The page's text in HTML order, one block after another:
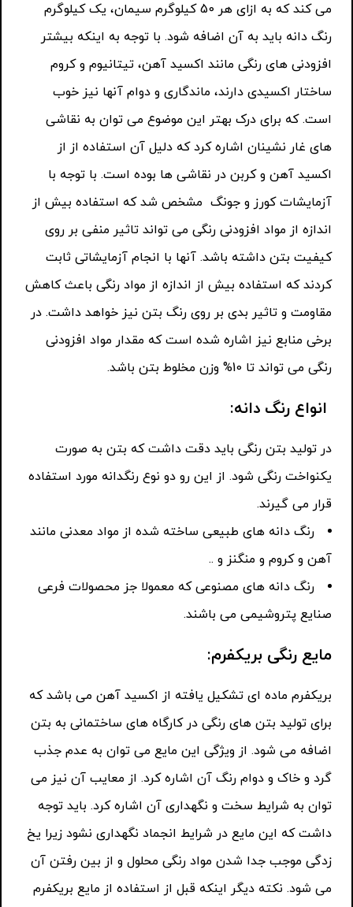
می کند که به ازای هر 50 کیلوگرم سیمان، یک کیلوگرم
رنگ دانه باید به آن اضافه شود. با توجه به اینکه بیشتر
افزودنی های رنگی مانند اکسید آهن، تیتانیوم و کروم
ساختار اکسیدی دارند، ماندگاری و دوام آنها نیز خوب
است. که برای درک بهتر این موضوع می توان به نقاشی
های غار نشینان اشاره کرد که دلیل آن استفاده از از
اکسید آهن و کربن در نقاشی ها بوده است. با توجه با
آزمایشات کورز و جونگ مشخص شد که استفاده بیش از
اندازه از مواد افزودنی رنگی می تواند تاثیر منفی بر روی
کیفیت بتن داشته باشد. آنها با انجام آزمایشاتی ثابت
کردند که استفاده بیش از اندازه از مواد رنگی باعث کاهش
مقاومت و تاثیر بدی بر روی رنگ بتن نیز خواهد داشت. در
برخی منابع نیز اشاره شده است که مقدار مواد افزودنی
رنگی می تواند تا 10% وزن مخلوط بتن باشد.
انواع رنگ دانه:
در تولید بتن رنگی باید دقت داشت که بتن به صورت
یکنواخت رنگی شود. از این رو دو نوع رنگدانه مورد استفاده
قرار می گیرند.
رنگ دانه های طبیعی ساخته شده از مواد معدنی مانند
آهن و کروم و منگنز و ..
رنگ دانه های مصنوعی که معمولا جز محصولات فرعی
صنایع پتروشیمی می باشند.
مایع رنگی بریکفرم:
بریکفرم ماده ای تشکیل یافته از اکسید آهن می باشد که
برای تولید بتن های رنگی در کارگاه های ساختمانی به بتن
اضافه می شود. از ویژگی این مایع می توان به عدم جذب
گرد و خاک و دوام رنگ آن اشاره کرد. از معایب آن نیز می
توان به شرایط سخت و نگهداری آن اشاره کرد. باید توجه
داشت که این مایع در شرایط انجماد نگهداری نشود زیرا یخ
زدگی موجب جدا شدن مواد رنگی محلول و از بین رفتن آن
می شود. نکته دیگر اینکه قبل از استفاده از مایع بریکفرم